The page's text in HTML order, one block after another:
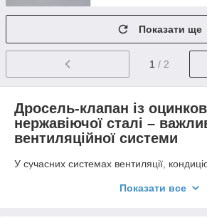
Показати ще
1 / 2
Дросель-клапан із
нержавіючої сталі –
вентиляційної системи
У сучасних системах вентиляції,
повітряного потоку. Одним із ключових
Показати все